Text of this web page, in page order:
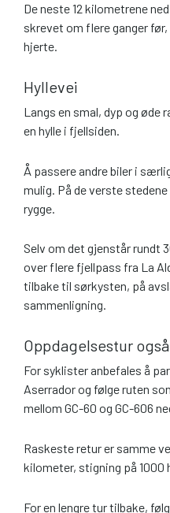
De neste 12 kilometrene
skrevet om flere ganger
hjerte.
Hyllevei
Langs en smal, dyp og øde
en hylle i fjellsiden.
Å passere andre biler i
mulig. På de verste
rygge.
Selv om det gjenstår rundt
over flere fjellpass fra La
tilbake til sørkysten, på
sammenligning.
Oppdagelsestur
For syklister anbefales å
Aserrador og følge ruten
mellom GC-60 og GC-606
Raskeste retur er samme
kilometer, stigning på 1000
For en lengre tur tilbake,